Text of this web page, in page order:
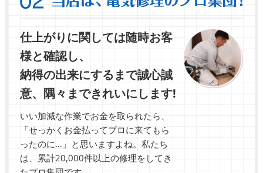
仕上がりに関しては随時お客
様と確認し、
納得の出来にするまで誠心誠
意、隅々まできれいにします!
いい加減な作業でお金を取られたら、
「せっかくお金払ってプロに来てもら
ったのに…」と思いますよね。私たち
は、累計20,000件以上の修理をしてき